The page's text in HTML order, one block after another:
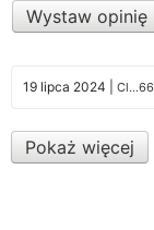
Wystaw opinię
19 lipca 2024 Cl...66
Pokaż więcej